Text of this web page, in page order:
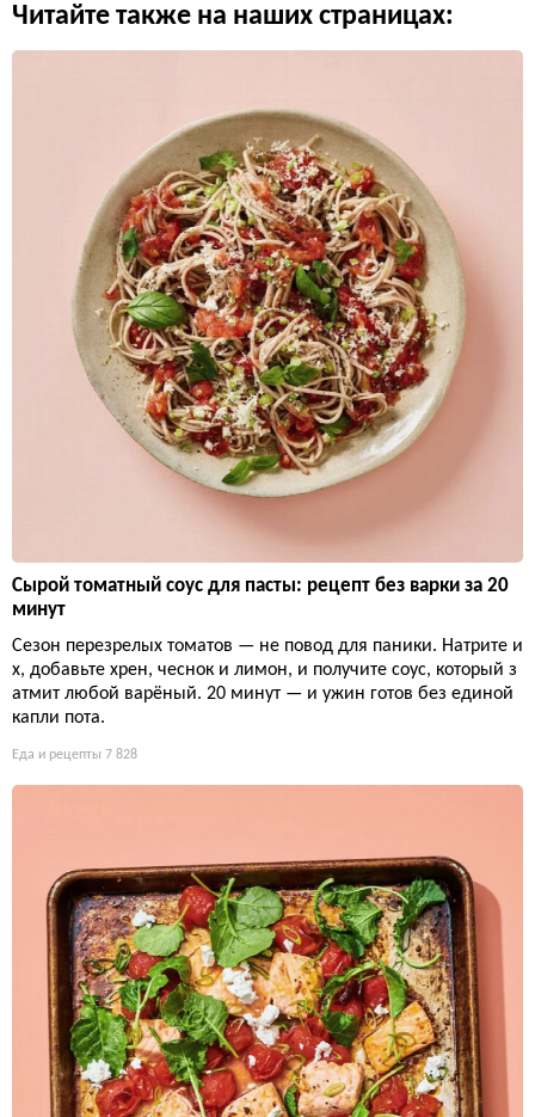
Читайте также на наших страницах:
Сырой томатный соус для пасты: рецепт без варки за 20
минут
Сезон перезрелых томатов — не повод для паники. Натрите и
х, добавьте хрен, чеснок и лимон, и получите соус, который з
атмит любой варёный. 20 минут — и ужин готов без единой
капли пота.
Еда и рецепты 7 828